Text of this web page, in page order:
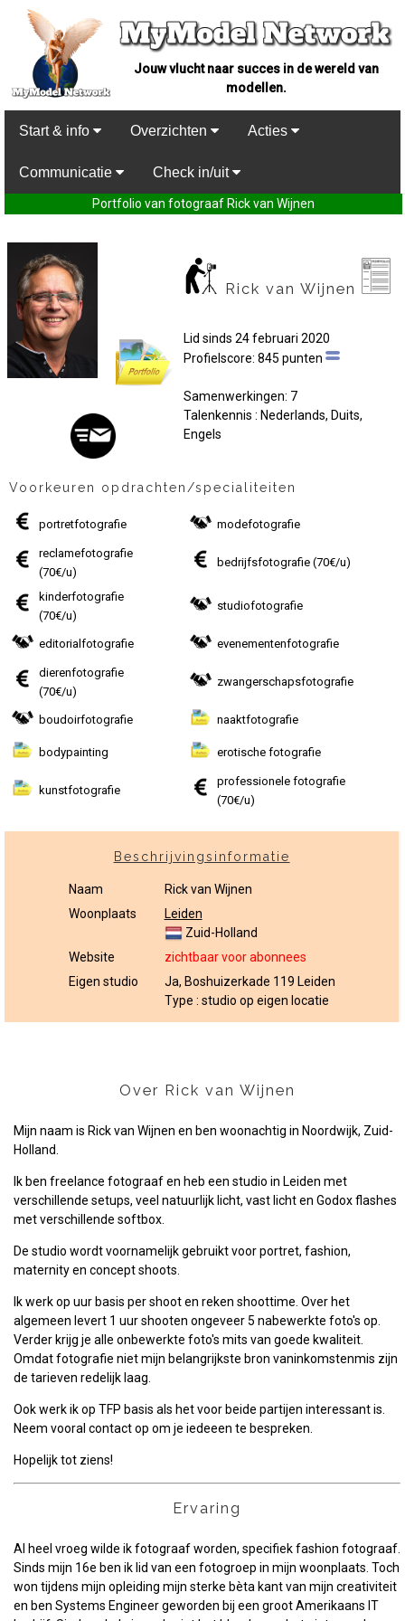
Jouw vlucht naar succes in de wereld van
modellen.
Start & info Overzichten Acties
Communicatie Check in/uit
Portfolio van fotograaf Rick van Wijnen
Rick van Wijnen
Lid sinds 24 februari 2020
Profielscore: 845 punten
Samenwerkingen: 7
Talenkennis : Nederlands, Duits,
Engels
Voorkeuren opdrachten/specialiteiten
portretfotografie modefotografie
reclamefotografie
(70€/u)
bedrijfsfotografie (70€/u)
kinderfotografie
(70€/u)
studiofotografie
editorialfotografie evenementenfotografie
dierenfotografie
(70€/u)
zwangerschapsfotografie
boudoirfotografie naaktfotografie
bodypainting erotische fotografie
kunstfotografie
professionele fotografie
(70€/u)
Beschrijvingsinformatie
Naam
Rick van Wijnen
Woonplaats
Leiden
Zuid-Holland
Website
zichtbaar voor abonnees
Eigen studio
Ja, Boshuizerkade 119 Leiden
Type : studio op eigen locatie
Over Rick van Wijnen
Mijn naam is Rick van Wijnen en ben woonachtig in Noordwijk, Zuid-
Holland.
Ik ben freelance fotograaf en heb een studio in Leiden met
verschillende setups, veel natuurlijk licht, vast licht en Godox flashes
met verschillende softbox.
De studio wordt voornamelijk gebruikt voor portret, fashion,
maternity en concept shoots.
Ik werk op uur basis per shoot en reken shoottime. Over het
algemeen levert 1 uur shooten ongeveer 5 nabewerkte foto's op.
Verder krijg je alle onbewerkte foto's mits van goede kwaliteit.
Omdat fotografie niet mijn belangrijkste bron vaninkomstenmis zijn
de tarieven redelijk laag.
Ook werk ik op TFP basis als het voor beide partijen interessant is.
Neem vooral contact op om je iedeeen te bespreken.
Hopelijk tot ziens!
Ervaring
Al heel vroeg wilde ik fotograaf worden, specifiek fashion fotograaf.
Sinds mijn 16e ben ik lid van een fotogroep in mijn woonplaats. Toch
won tijdens mijn opleiding mijn sterke bèta kant van mijn creativiteit
en ben Systems Engineer geworden bij een groot Amerikaans IT